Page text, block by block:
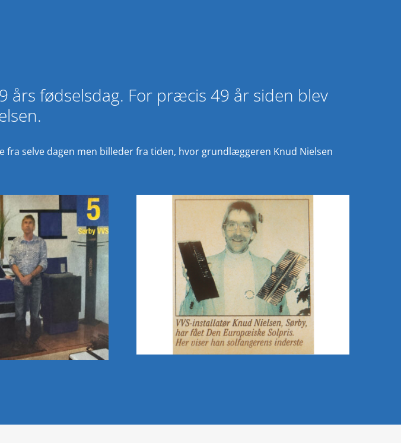
års fødselsdag. For præcis 49 år siden blev
selve dagen men billeder fra tiden, hvor grundlæggeren Knud Nielsen